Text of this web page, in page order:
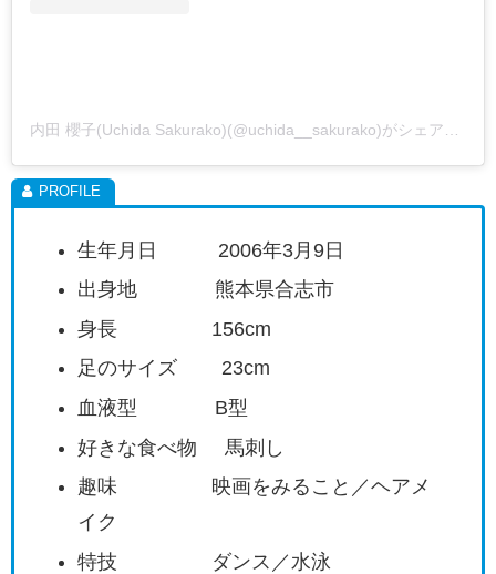
生年月日 2006年3月9日
出身地 熊本県合志市
身長 156cm
足のサイズ 23cm
血液型 B型
好きな食べ物 馬刺し
趣味 映画をみること／ヘアメ
イク
特技 ダンス／水泳